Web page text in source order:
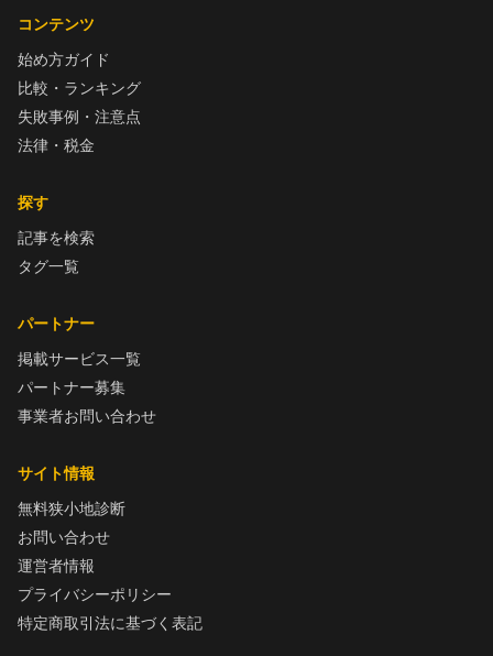
コンテンツ
始め方ガイド
比較・ランキング
失敗事例・注意点
法律・税金
探す
記事を検索
タグ一覧
パートナー
掲載サービス一覧
パートナー募集
事業者お問い合わせ
サイト情報
無料狭小地診断
お問い合わせ
運営者情報
プライバシーポリシー
特定商取引法に基づく表記